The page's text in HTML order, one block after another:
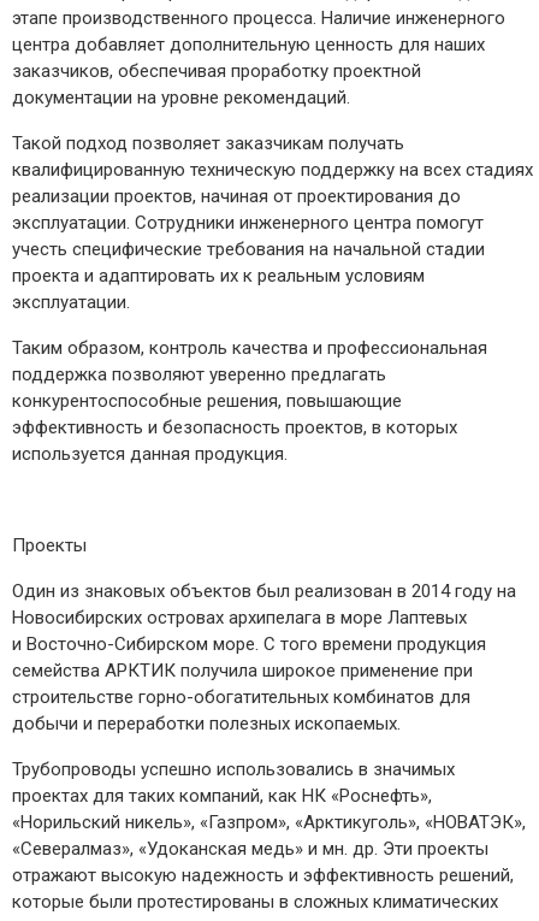
этапе производственного процесса. Наличие инженерного
центра добавляет дополнительную ценность для наших
заказчиков, обеспечивая проработку проектной
документации на уровне рекомендаций.
Такой подход позволяет заказчикам получать
квалифицированную техническую поддержку на всех стадиях
реализации проектов, начиная от проектирования до
эксплуатации. Сотрудники инженерного центра помогут
учесть специфические требования на начальной стадии
проекта и адаптировать их к реальным условиям
эксплуатации.
Таким образом, контроль качества и профессиональная
поддержка позволяют уверенно предлагать
конкурентоспособные решения, повышающие
эффективность и безопасность проектов, в которых
используется данная продукция.
Проекты
Один из знаковых объектов был реализован в 2014 году на
Новосибирских островах архипелага в море Лаптевых
и Восточно-­Сибирском море. С того времени продукция
семейства АРКТИК получила широкое применение при
строительстве горно-­обогатительных комбинатов для
добычи и переработки полезных ископаемых.
Трубопроводы успешно использовались в значимых
проектах для таких компаний, как НК «Роснефть»,
«Норильский никель», «Газпром», «Арктикуголь», «НОВАТЭК»,
«Севералмаз», «Удоканская медь» и мн. др. Эти проекты
отражают высокую надежность и эффективность решений,
которые были протестированы в сложных климатических